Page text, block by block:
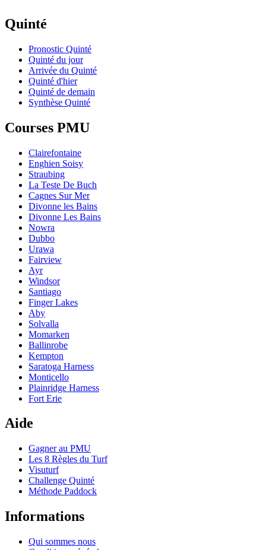
Quinté
Pronostic Quinté
Quinté du jour
Arrivée du Quinté
Quinté d'hier
Quinté de demain
Synthèse Quinté
Courses PMU
Clairefontaine
Enghien Soisy
Straubing
La Teste De Buch
Cagnes Sur Mer
Divonne les Bains
Divonne Les Bains
Nowra
Dubbo
Urawa
Fairview
Ayr
Windsor
Santiago
Finger Lakes
Aby
Solvalla
Momarken
Ballinrobe
Kempton
Saratoga Harness
Monticello
Plainridge Harness
Fort Erie
Aide
Gagner au PMU
Les 8 Règles du Turf
Visuturf
Challenge Quinté
Méthode Paddock
Informations
Qui sommes nous